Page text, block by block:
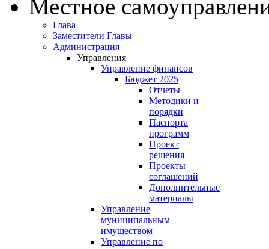
Местное
Глава
Заместители Главы
Администрация
Управления
Управление финансов
Бюджет 2025
Отчеты
Методики и
порядки
Паспорта
программ
Проект
решения
Проекты
соглашений
Дополнительные
материалы
Управление
муниципальным
имуществом
Управление по